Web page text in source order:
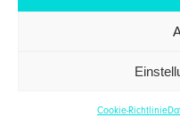
Cookie-Richtlinie